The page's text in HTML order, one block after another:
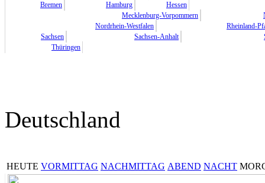
Bremen
Hamburg
Hessen
Mecklenburg-Vorpommern
Nordrhein-Westfalen
Rheinland-
Sachsen
Sachsen-Anhalt
Thüringen
Deutschland
HEUTE VORMITTAG NACHMITTAG ABEND NACHT